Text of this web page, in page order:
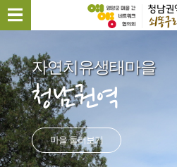
자연치유생태마을
청남권역
마을 둘러보기